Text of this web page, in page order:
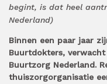
begint, is dat heel
Nederland)
Binnen een paar jaar
Buurtdokters,
Buurtzorg Nederland.
thuiszorgorganisatie